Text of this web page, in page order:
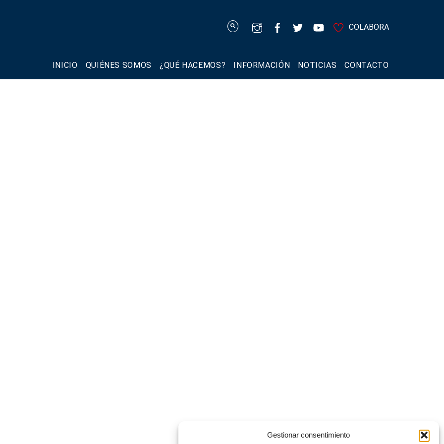
Gestionar consentimiento
COLABORA
INICIO QUIÉNES SOMOS ¿QUÉ HACEMOS? INFORMACIÓN NOTICIAS CONTACTO